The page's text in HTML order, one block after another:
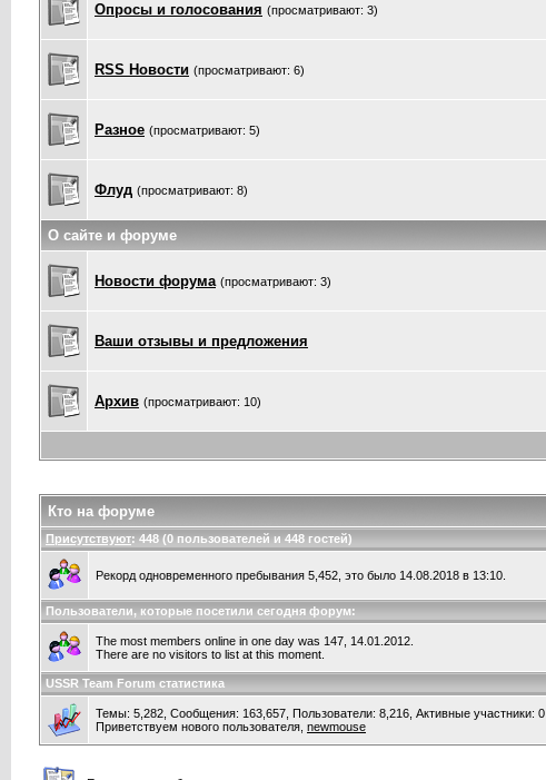
Опросы и голосования (просматривают: 3)
RSS Новости (просматривают: 6)
Разное (просматривают: 5)
Флуд (просматривают: 8)
О сайте и форуме
Новости форума (просматривают: 3)
Ваши отзывы и предложения
Архив (просматривают: 10)
Кто на форуме
Присутствуют: 448 (0 пользователей и 448 гостей)
Рекорд одновременного пребывания 5,452, это было 14.08.2018 в 13:10.
Пользователи, которые посетили сегодня форум:
The most members online in one day was 147, 14.01.2012.
There are no visitors to list at this moment.
USSR Team Forum статистика
Темы: 5,282, Сообщения: 163,657, Пользователи: 8,216, Активные участники: 0
Приветствуем нового пользователя, newmouse